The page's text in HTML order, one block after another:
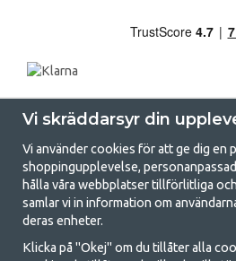
GetCamping.se - Din
och
Vi skräddarsyr din
Vi använder cookies för att ge dig en
shoppingupplevelse,
hålla våra webbplatser tillförlitliga
samlar vi in information om
deras enheter.
Klicka på "Okej" om du tillåter alla